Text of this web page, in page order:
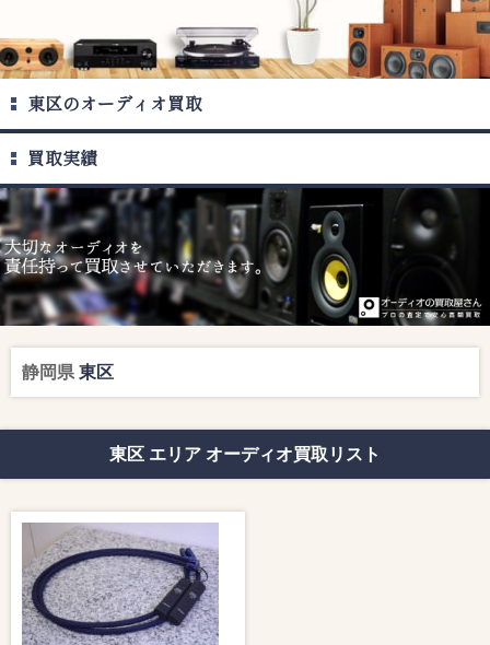
東区のオーディオ買取
買取実績
静岡県 東区
東区 エリア オーディオ買取リスト